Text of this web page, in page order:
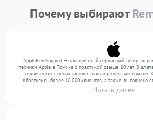
Почему выбирают
AppleRemSupport — проверенный сервисный центр по
техники Apple в Томске с практикой свыше 10 лет. В
технических специалистов с подтвержденным опытом.
обратились более 10 000 клиентов, а также выполнено
Ежемесячно в сервисный центр поступает свыше 300
выполняем ремонт различного уровня сложности и
Читать далее